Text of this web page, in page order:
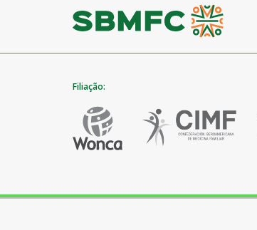
Filiação: